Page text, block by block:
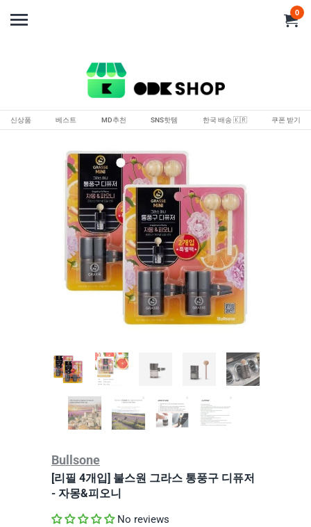
0
신상품 베스트 MD추천 SNS핫템 한국 배송 🇰🇷 쿠폰 받기
Bullsone
[리필 4개입] 불스원 그라스 통풍구 디퓨저
- 자몽&피오니
No reviews